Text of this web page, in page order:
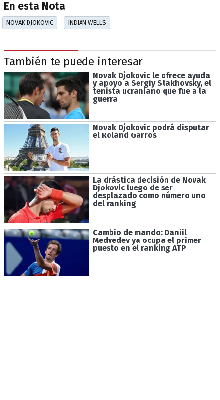
En esta Nota
NOVAK DJOKOVIC INDIAN WELLS
También te puede interesar
Novak Djokovic le ofrece ayuda
y apoyo a Sergiy Stakhovsky, el
tenista ucraniano que fue a la
guerra
Novak Djokovic podrá disputar
el Roland Garros
La drástica decisión de Novak
Djokovic luego de ser
desplazado como número uno
del ranking
Cambio de mando: Daniil
Medvedev ya ocupa el primer
puesto en el ranking ATP